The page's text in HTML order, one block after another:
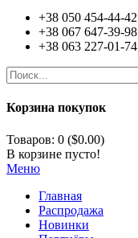
+38 050 454-44-42
+38 067 647-39-98
+38 063 227-01-74
Корзина покупок
Товаров: 0 ($0.00)
В корзине пусто!
Меню
Главная
Распродажа
Новинки